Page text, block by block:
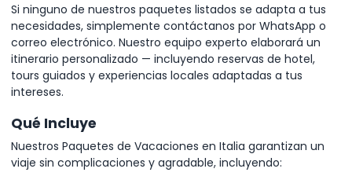
Si ninguno de nuestros paquetes listados se adapta a tus
necesidades, simplemente contáctanos por WhatsApp o
correo electrónico. Nuestro equipo experto elaborará un
itinerario personalizado — incluyendo reservas de hotel,
tours guiados y experiencias locales adaptadas a tus
intereses.
Qué Incluye
Nuestros Paquetes de Vacaciones en Italia garantizan un
viaje sin complicaciones y agradable, incluyendo: